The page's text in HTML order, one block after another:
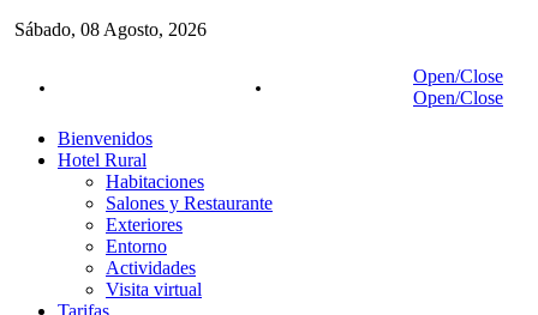
Sábado, 08 Agosto, 2026
Open/Close
Open/Close
Bienvenidos
Hotel Rural
Habitaciones
Salones y Restaurante
Exteriores
Entorno
Actividades
Visita virtual